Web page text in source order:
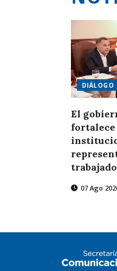
DIÁLOGO
El
07 Ago